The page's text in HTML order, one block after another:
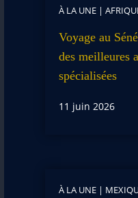
À LA UNE|
Voyage au
des meilleures
spécialisées
11 juin 2026
À LA UNE|